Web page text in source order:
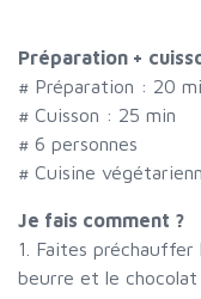
Préparation +
# Préparation : 20
# Cuisson : 25 min
# 6 personnes
# Cuisine
Je fais comment ?
1. Faites
beurre et le chocolat